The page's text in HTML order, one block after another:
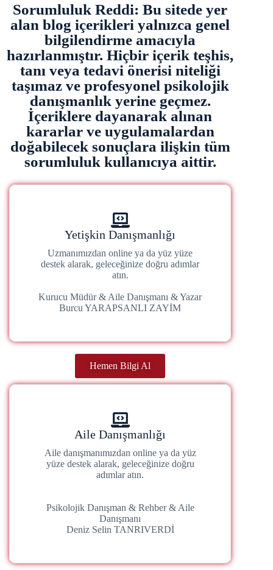
Sorumluluk Reddi: Bu sitede yer
alan blog içerikleri yalnızca genel
bilgilendirme amacıyla
hazırlanmıştır. Hiçbir içerik teşhis,
tanı veya tedavi önerisi niteliği
taşımaz ve profesyonel psikolojik
danışmanlık yerine geçmez.
İçeriklere dayanarak alınan
kararlar ve uygulamalardan
doğabilecek sonuçlara ilişkin tüm
sorumluluk kullanıcıya aittir.
Yetişkin Danışmanlığı
Uzmanımızdan online ya da yüz yüze
destek alarak, geleceğinize doğru adımlar
atın.
Kurucu Müdür & Aile Danışmanı & Yazar
Burcu YARAPSANLI ZAYİM
Hemen Bilgi Al
Aile Danışmanlığı
Aile danışmanımızdan online ya da yüz
yüze destek alarak, geleceğinize doğru
adımlar atın.
Psikolojik Danışman & Rehber & Aile
Danışmanı
Deniz Selin TANRIVERDİ